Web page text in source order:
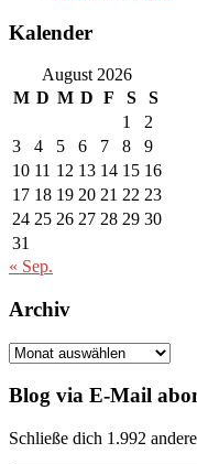
Kalender
August 2026
M D M D F S
S
1
2
3
4 5 6 7 8
9
10 11 12 13 14 15 16
17 18 19 20 21 22 23
24 25 26 27 28 29 30
31
« Sep.
Archiv
Archiv
Blog via E-Mail
Schließe dich 1.992